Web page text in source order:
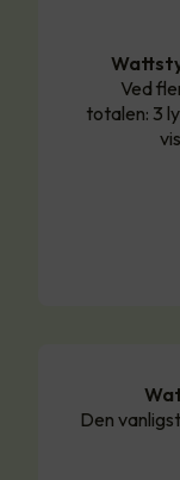
Ved
totalen: 3
Den